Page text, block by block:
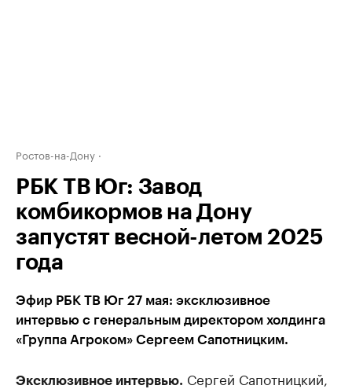
Ростов-на-Дону
РБК ТВ Юг: Завод
комбикормов на Дону
запустят весной-летом 2025
года
Эфир РБК ТВ Юг 27 мая: эксклюзивное
интервью с генеральным директором холдинга
«Группа Агроком» Сергеем Сапотницким.
Эксклюзивное интервью. Сергей Сапотницкий,